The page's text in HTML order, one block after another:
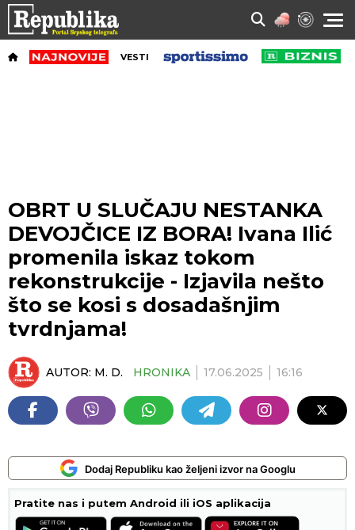
VESTI
OBRT U SLUČAJU NESTANKA
DEVOJČICE IZ BORA! Ivana Ilić
promenila iskaz tokom
rekonstrukcije - Izjavila nešto
što se kosi s dosadašnjim
tvrdnjama!
AUTOR: M. D. HRONIKA 17.06.2025 16:16
Dodaj Republiku kao željeni izvor na Googlu
Pratite nas i putem Android ili iOS aplikacija